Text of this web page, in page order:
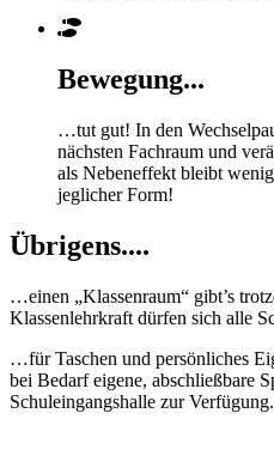
Bewegung...
…tut gut! In den
nächsten Fachraum und
als Nebeneffekt bleibt
jeglicher Form!
Übrigens....
…einen „Klassenraum“ gibt’s
Klassenlehrkraft dürfen sich alle
…für Taschen und persönliches
bei Bedarf eigene, abschließbare
Schuleingangshalle zur Verfügung.